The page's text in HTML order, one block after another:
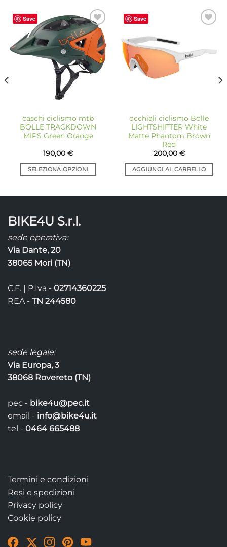
Save
Aggiungi
alla lista
dei
desideri
caschi ciclismo mtb
BOLLE TRACKDOWN
MIPS Green Orange
190,00 €
SELEZIONA OPZIONI
varianti.
Le
opzioni
possono
essere
nella
pagina
Save
desideri
occhiali ciclismo Bolle
LIGHTSHIFTER White
Matte Phantom Brown
Red
200,00 €
AGGIUNGI AL CARRELLO
BIKE4U S.r.l.
sede operativa:
Via Dante, 20
38065 Mori (TN)
C.F. | P.Iva - 02714360225
REA - TN 244580
sede legale:
Via Europa, 3
38068 Rovereto (TN)
pec - bike4u@pec.it
email - info@bike4u.it
tel - 0464 665488
Termini e condizioni
Resi e spedizioni
Privacy policy
Cookie policy
Visit Visit Visit Visit